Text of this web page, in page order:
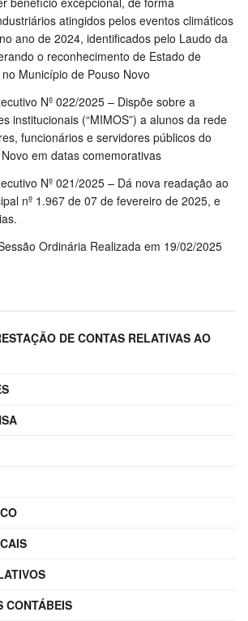
atingidos pelos eventos climáticos
ano de 2024, identificados pelo Laudo da
o reconhecimento de Estado de
Município de Pouso Novo
Nº 022/2025 – Dispõe sobre a
institucionais (“MIMOS”) a alunos da rede
funcionários e servidores públicos do
em datas comemorativas
Nº 021/2025 – Dá nova readação ao
nº 1.967 de 07 de fevereiro de 2025, e
Ordinária Realizada em 19/02/2025
DE CONTAS RELATIVAS AO
CONTÁBEIS